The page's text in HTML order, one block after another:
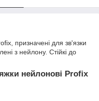
призначені для зв'язки
з нейлону. Стійкі до
нейлонові Profix